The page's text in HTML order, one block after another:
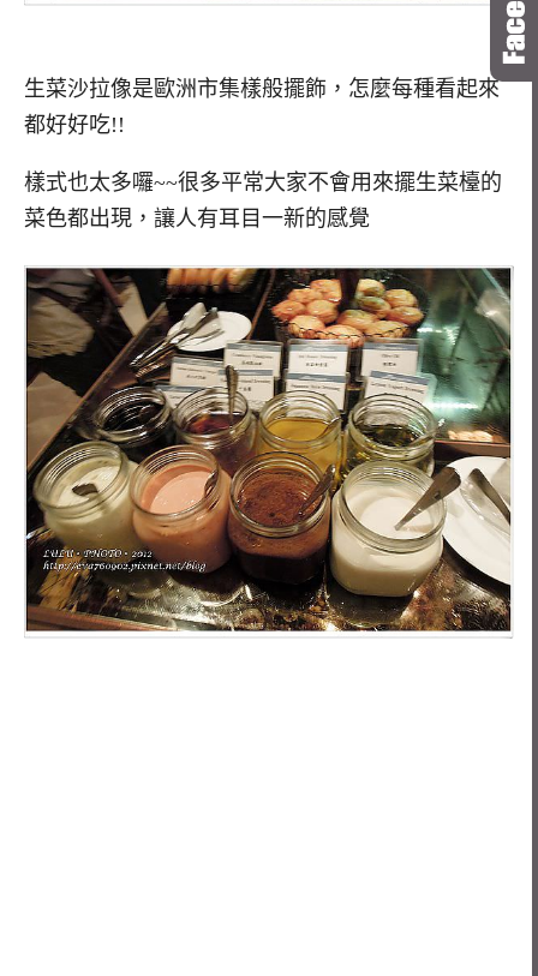
生菜沙拉像是歐洲市集樣般擺飾，怎麼每種看起來
都好好吃!!
樣式也太多囉~~很多平常大家不會用來擺生菜檯的
菜色都出現，讓人有耳目一新的感覺